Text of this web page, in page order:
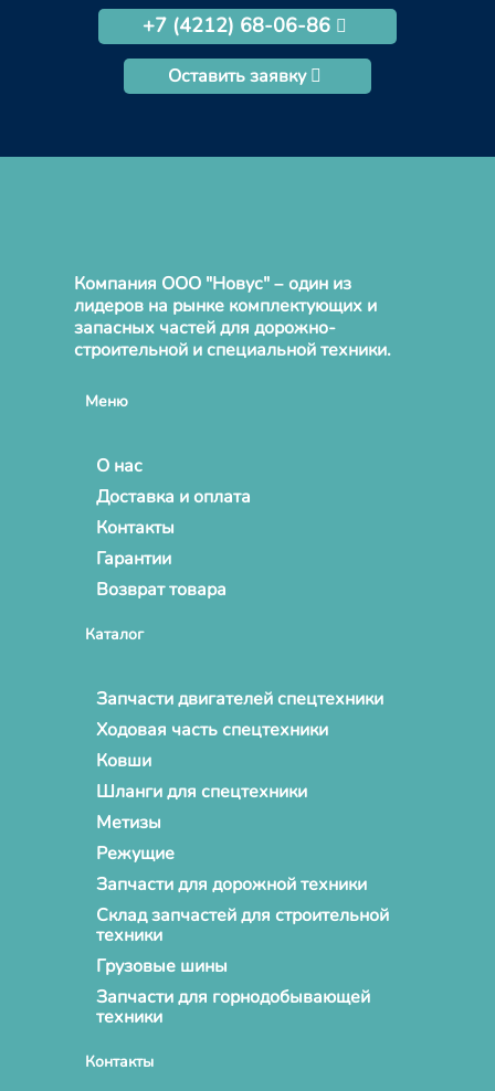
+7 (4212) 68-06-86
Оставить заявку
Компания ООО "Новус" – один из
лидеров на рынке комплектующих и
запасных частей для дорожно-
строительной и специальной техники.
Меню
О нас
Доставка и оплата
Контакты
Гарантии
Возврат товара
Каталог
Запчасти двигателей спецтехники
Ходовая часть спецтехники
Ковши
Шланги для спецтехники
Метизы
Режущие
Запчасти для дорожной техники
Склад запчастей для строительной
техники
Грузовые шины
Запчасти для горнодобывающей
техники
Контакты